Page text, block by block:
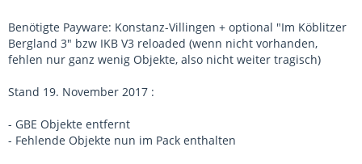
Benötigte Payware: Konstanz-Villingen + optional "Im Köblitzer
Bergland 3" bzw IKB V3 reloaded (wenn nicht vorhanden,
fehlen nur ganz wenig Objekte, also nicht weiter tragisch)
Stand 19. November 2017 :
- GBE Objekte entfernt
- Fehlende Objekte nun im Pack enthalten